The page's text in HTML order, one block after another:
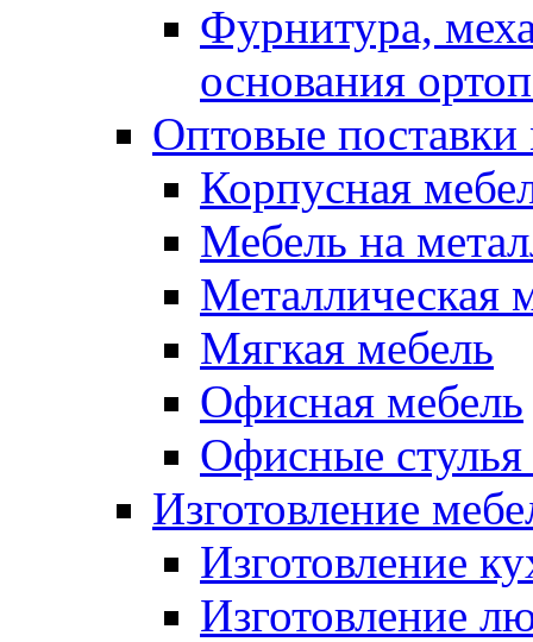
Фурнитура,
основания
Оптовые поставки
Корпусная
Мебель на
Металлическая
Мягкая мебель
Офисная мебель
Офисные стулья
Изготовление
Изготовление
Изготовление